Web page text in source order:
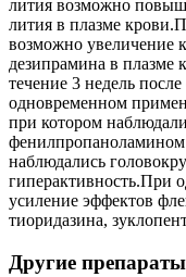
лития возможно
лития в плазме
возможно увеличение
дезипрамина в плазме
течение 3 недель
одновременном
при котором
наблюдались
гиперактивность.При
усиление эффектов
тиоридазина,
Другие